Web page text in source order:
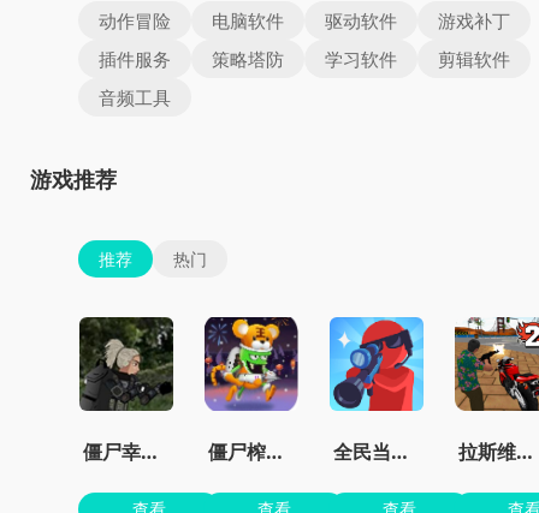
动作冒险 电脑软件 驱动软件
游戏补丁
插件服务
策略塔防 学习软件
剪辑软件
音频工具
游戏推荐
推荐 热门
僵尸幸存者之城 僵尸榨汁机免费版 全民当枪神 拉斯维加斯无限金币钻石版下载